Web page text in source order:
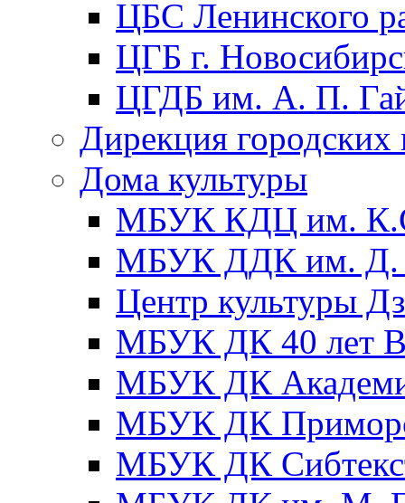
ЦБС Ленинского
ЦГБ г.
ЦГДБ им. А. П.
Дирекция городских
Дома культуры
МБУК КДЦ им.
МБУК ДДК им. Д.
Центр культуры
МБУК ДК 40 лет
МБУК ДК
МБУК ДК
МБУК ДК